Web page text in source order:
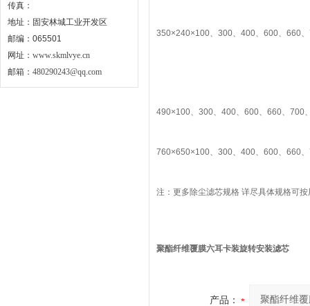
传真：
地址：固安林城工业开发区
邮编：065501
网址： www.skmlvye.cn
邮箱： 480290243@qq.com
350×240×100、300、400、600、660
490×100、300、400、600、660、700
760×650×100、300、400、600、660
注：更多除尘滤芯规格 详尽具体规格可
聚酯纤维覆膜六耳卡装旋转安装滤芯
产品：